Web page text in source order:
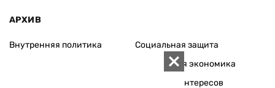
АРХИВ
Внутренняя политика
Социальная защита
Зарубежная экономика
Конфликт интересов